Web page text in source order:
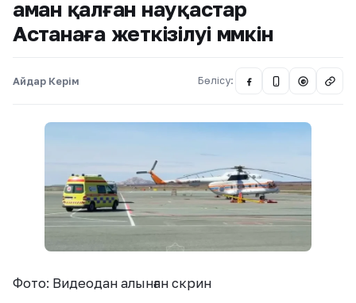
аман қалған науқастар
Астанаға жеткізілуі мүмкін
Айдар Керім Бөлісу: @
Фото: Видеодан алынған скрин